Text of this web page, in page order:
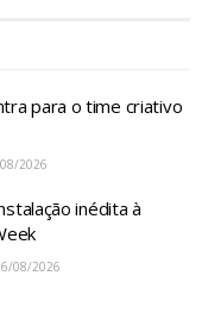
para o time criativo
2026
inédita à
08/2026